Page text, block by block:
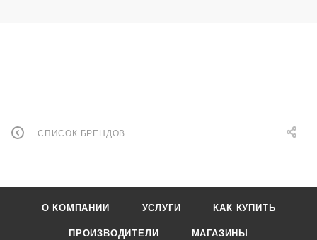
СПИСОК БРЕНДОВ
О КОМПАНИИ УСЛУГИ КАК КУПИТЬ
ПРОИЗВОДИТЕЛИ МАГАЗИНЫ